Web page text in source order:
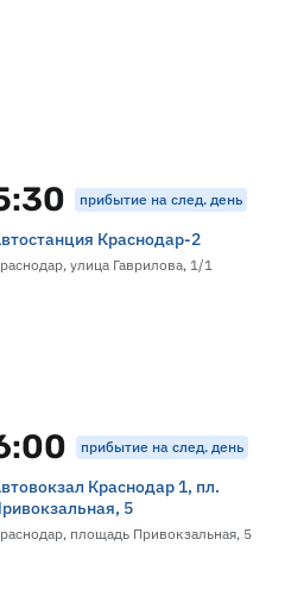
прибытие на след. день
Краснодар-2
улица Гаврилова, 1/1
прибытие на след. день
Краснодар 1, пл.
5
площадь Привокзальная, 5